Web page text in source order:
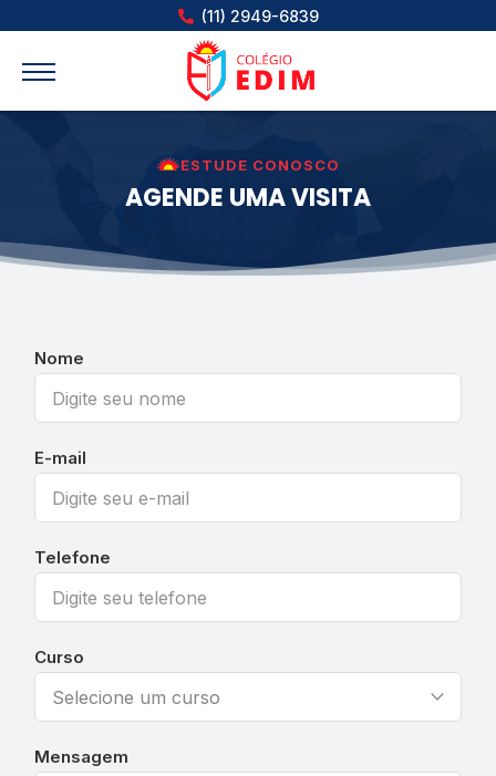
(11) 2949-6839
ESTUDE CONOSCO
AGENDE UMA VISITA
Nome
E-mail
Telefone
Curso
expand_more
Mensagem